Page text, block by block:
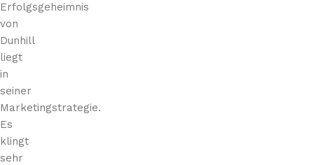
Erfolgsgeheimnis
von
Dunhill
liegt
in
seiner
Marketingstrategie.
Es
klingt
sehr